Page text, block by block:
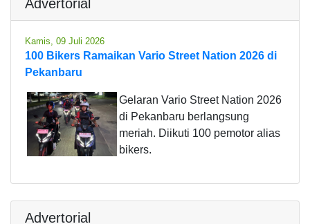
Advertorial
Kamis, 09 Juli 2026
100 Bikers Ramaikan Vario Street Nation 2026 di
Pekanbaru
Gelaran Vario Street Nation 2026
di Pekanbaru berlangsung
meriah. Diikuti 100 pemotor alias
bikers.
Advertorial